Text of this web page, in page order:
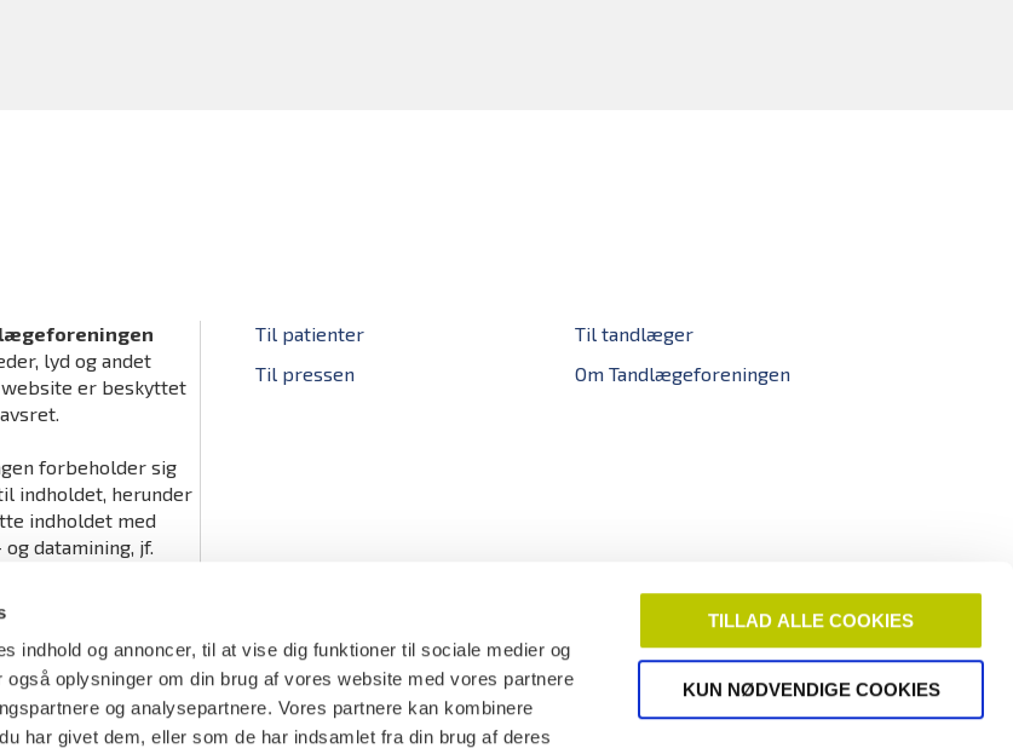
indhold og annoncer, til at vise dig funktioner til sociale medier og
oplysninger om din brug af vores website med vores partnere
og analysepartnere. Vores partnere kan kombinere
har givet dem, eller som de har indsamlet fra din brug af deres
TILLAD ALLE COOKIES
KUN NØDVENDIGE COOKIES
lyd og andet
er beskyttet
forbeholder sig
indholdet, herunder
indholdet med
datamining, jf.
Til patienter
Til tandlæger
Til pressen
Om Tandlægeforeningen